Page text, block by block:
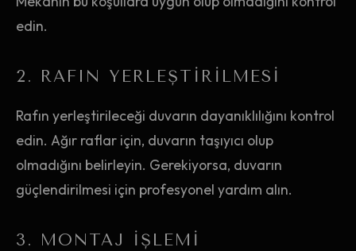
edin.
2. RAFIN YERLEŞTIRILMESI
Rafın yerleştirileceği duvarın dayanıklılığını kontrol
edin. Ağır raflar için, duvarın taşıyıcı olup
olmadığını belirleyin. Gerekiyorsa, duvarın
güçlendirilmesi için profesyonel yardım alın.
3. MONTAJ İŞLEMI